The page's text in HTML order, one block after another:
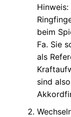
beim
Fa. Sie
als
sind